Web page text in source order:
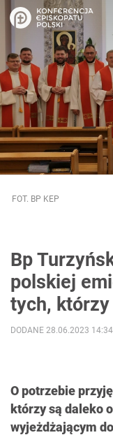
FOT. BP KEP
Bp
polskiej
tych,
O potrzebie
którzy są daleko
wyjeżdżającym
DODANE 28.06.2023 14:34